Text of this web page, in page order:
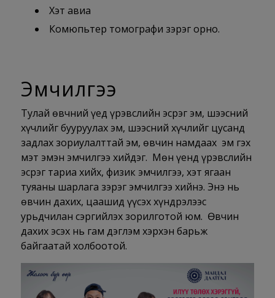
Хэт авиа
Комюпьтер томографи зэрэг орно.
Эмчилгээ
Тулай өвчний үед үрэвслийн эсрэг эм, шээсний
хүчлийг бууруулах эм, шээсний хүчлийг цусанд
задлах зориулалттай эм, өвчин намдаах эм гэх
мэт эмэн эмчилгээ хийдэг. Мөн үенд үрэвслийн
эсрэг тариа хийх, физик эмчилгээ, хэт ягаан
туяаны шарлага зэрэг эмчилгээ хийнэ. Энэ нь
өвчин дахих, цаашид үүсэх хүндрэлээс
урьдчилан сэргийлэх зорилготой юм. Өвчин
дахих эсэх нь гам дэглэм хэрхэн барьж
байгаатай холбоотой.